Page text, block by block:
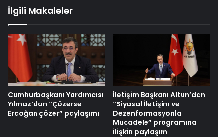
İlgili Makaleler
Cumhurbaşkanı Yardımcısı
Yılmaz’dan “Çözerse
Erdoğan çözer” paylaşımı
İletişim Başkanı Altun’dan
“Siyasal İletişim ve
Dezenformasyonla
Mücadele” programına
ilişkin paylaşım